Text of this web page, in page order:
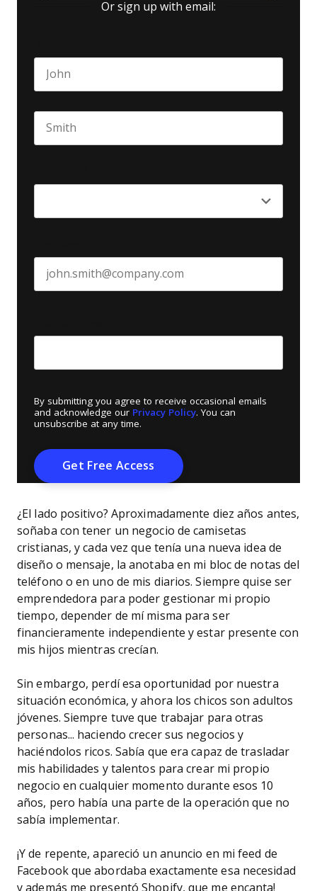
Or sign up with email:
By submitting you agree to receive occasional emails
and acknowledge our Privacy Policy. You can
unsubscribe at any time.
¿El lado positivo? Aproximadamente diez años antes,
soñaba con tener un negocio de camisetas
cristianas, y cada vez que tenía una nueva idea de
diseño o mensaje, la anotaba en mi bloc de notas del
teléfono o en uno de mis diarios. Siempre quise ser
emprendedora para poder gestionar mi propio
tiempo, depender de mí misma para ser
financieramente independiente y estar presente con
mis hijos mientras crecían.
Sin embargo, perdí esa oportunidad por nuestra
situación económica, y ahora los chicos son adultos
jóvenes. Siempre tuve que trabajar para otras
personas... haciendo crecer sus negocios y
haciéndolos ricos. Sabía que era capaz de trasladar
mis habilidades y talentos para crear mi propio
negocio en cualquier momento durante esos 10
años, pero había una parte de la operación que no
sabía implementar.
¡Y de repente, apareció un anuncio en mi feed de
Facebook que abordaba exactamente esa necesidad
y además me presentó Shopify, que me encanta!